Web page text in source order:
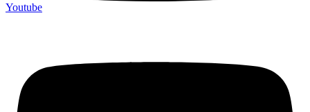
Youtube